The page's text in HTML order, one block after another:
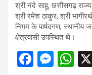
श्री नंदे साहू, छत्तीसगढ़
श्री रमेश ठाकुर, श्री
निगम के पार्षदगण, स्थानीय
क्षेत्रवासी उपस्थित थे।
F
M W